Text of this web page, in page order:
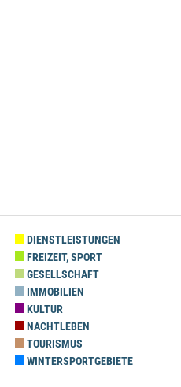
DIENSTLEISTUNGEN
FREIZEIT, SPORT
GESELLSCHAFT
IMMOBILIEN
KULTUR
NACHTLEBEN
TOURISMUS
WINTERSPORTGEBIETE